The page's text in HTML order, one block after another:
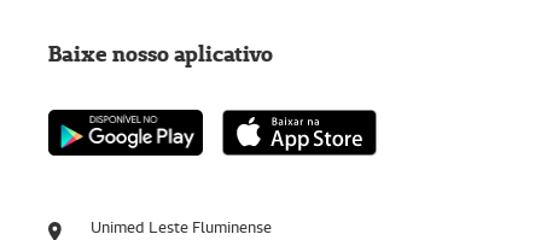
Unimed Leste Fluminense
Baixe nosso aplicativo